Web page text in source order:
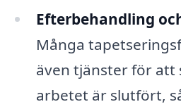
Efterbehandling
Många
även tjänster för att
arbetet är slutfört,